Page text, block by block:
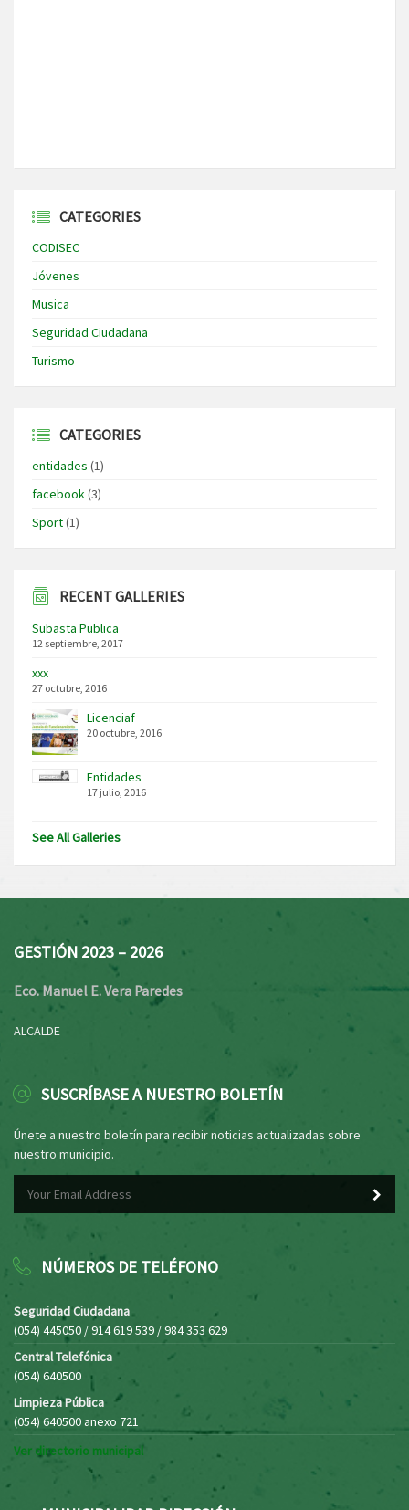
CATEGORIES
CODISEC
Jóvenes
Musica
Seguridad Ciudadana
Turismo
CATEGORIES
entidades (1)
facebook(3)
Sport(1)
RECENT GALLERIES
Subasta Publica
12 septiembre, 2017
xxx
27 octubre, 2016
Licenciaf
20 octubre, 2016
Entidades
17 julio, 2016
See All Galleries
GESTIÓN 2023 – 2026
Eco. Manuel E. Vera Paredes
ALCALDE
SUSCRÍBASE A NUESTRO BOLETÍN
Únete a nuestro boletín para recibir noticias actualizadas sobre
nuestro municipio.
NÚMEROS DE TELÉFONO
Seguridad Ciudadana
(054) 445050 / 914 619 539 / 984 353 629
Central Telefónica
(054) 640500
Limpieza Pública
(054) 640500 anexo 721
Ver directorio municipal